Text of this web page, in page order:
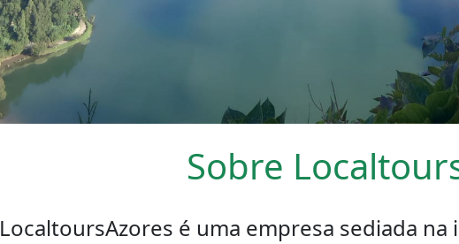
Sobre
LocaltoursAzores é uma empresa sediada na